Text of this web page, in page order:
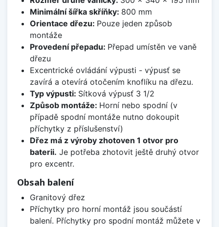
Minimální šířka skříňky: 800 mm
Orientace dřezu: Pouze jeden způsob
montáže
Provedení přepadu: Přepad umístěn ve vaně
dřezu
Excentrické ovládání výpusti - výpusť se
zavírá a otevírá otočením knoflíku na dřezu.
Typ výpusti: Sítková výpusť 3 1/2
Způsob montáže: Horní nebo spodní (v
případě spodní montáže nutno dokoupit
příchytky z příslušenství)
Dřez má z výroby zhotoven 1 otvor pro
baterii. Je potřeba zhotovit ještě druhý otvor
pro excentr.
Obsah balení
Granitový dřez
Příchytky pro horní montáž jsou součástí
balení. Příchytky pro spodní montáž můžete v